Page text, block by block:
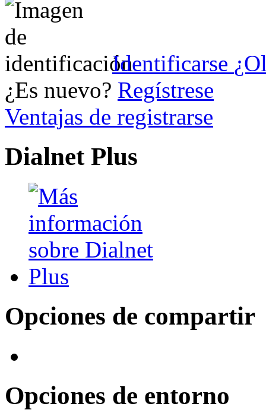
Identificarse
¿Es nuevo? Regístrese
Ventajas de registrarse
Dialnet Plus
Opciones de compartir
Opciones de entorno